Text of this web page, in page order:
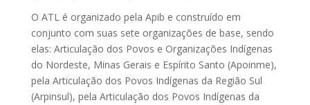
O ATL é organizado pela Apib e construído em
conjunto com suas sete organizações de base, sendo
elas: Articulação dos Povos e Organizações Indígenas
do Nordeste, Minas Gerais e Espírito Santo (Apoinme),
pela Articulação dos Povos Indígenas da Região Sul
(Arpinsul), pela Articulação dos Povos Indígenas da